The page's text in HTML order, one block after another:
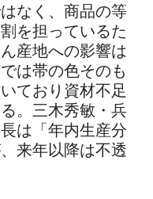
なく、商品の等
を担っているた
産地への影響は
は帯の色そのも
ており資材不足
。三木秀敏・兵
は「年内生産分
来年以降は不透